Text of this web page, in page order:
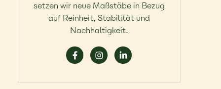
setzen wir neue Maßstäbe in Bezug
auf Reinheit, Stabilität und
Nachhaltigkeit.